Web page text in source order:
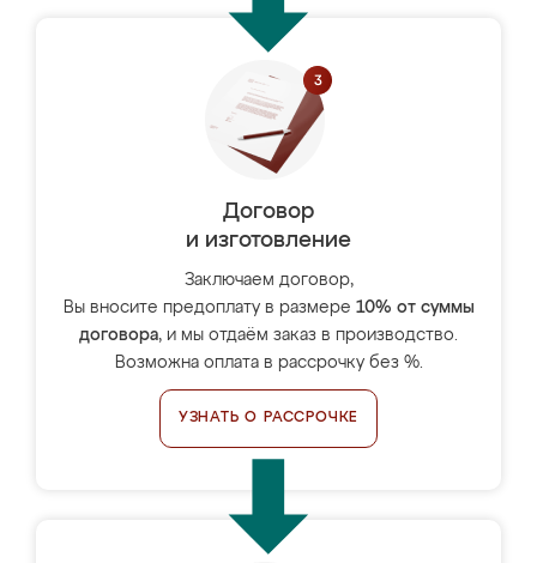
Договор
и изготовление
Заключаем договор,
Вы вносите предоплату в размере 10% от суммы
договора, и мы отдаём заказ в производство.
Возможна оплата в рассрочку без %.
УЗНАТЬ О РАССРОЧКЕ